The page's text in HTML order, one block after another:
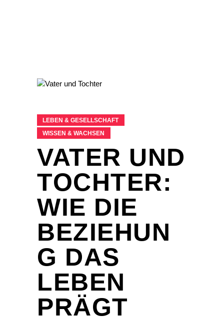
LEBEN & GESELLSCHAFT
WISSEN & WACHSEN
VATER UND
TOCHTER:
WIE DIE
BEZIEHUN
G DAS
LEBEN
PRÄGT